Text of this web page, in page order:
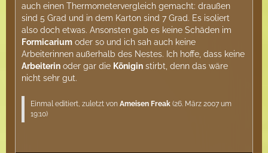
auch einen Thermometervergleich gemacht: draußen
sind 5 Grad und in dem Karton sind 7 Grad. Es isoliert
also doch etwas. Ansonsten gab es keine Schäden im
Formicarium oder so und ich sah auch keine
Arbeiterinnen außerhalb des Nestes. Ich hoffe, dass keine
Arbeiterin oder gar die Königin stirbt, denn das wäre
nicht sehr gut.
Einmal editiert, zuletzt von Ameisen Freak (26. März 2007 um
19:10)